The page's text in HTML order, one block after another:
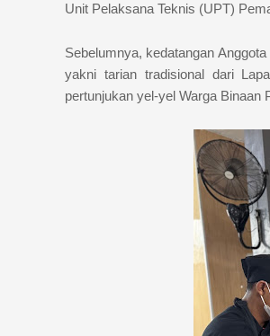
Unit Pelaksana Teknis (UPT)
Sebelumnya, kedatangan
yakni tarian tradisional dari
pertunjukan yel-yel Warga Binaan